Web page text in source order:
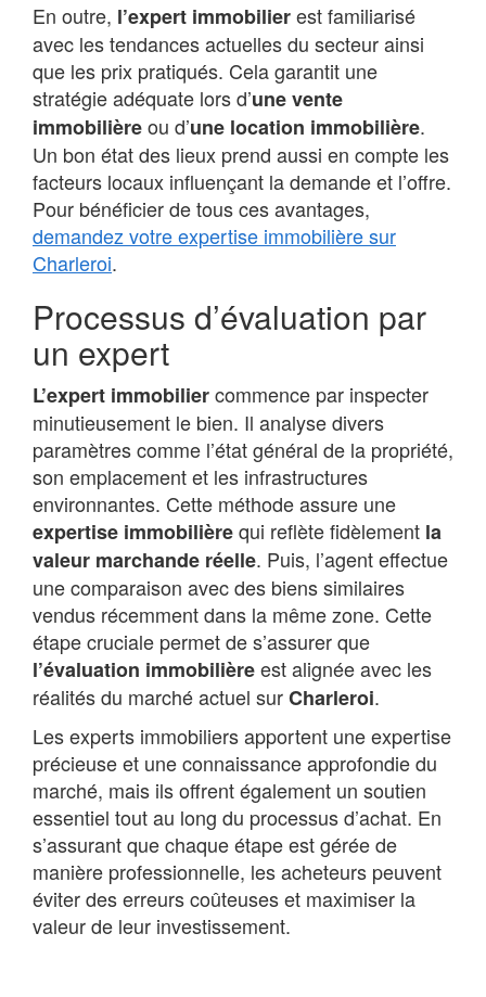
En outre, l’expert immobilierest familiarisé
avec les tendances actuelles du secteur ainsi
que les prix pratiqués. Cela garantit une
stratégie adéquate lors d’une vente
immobilièreou d’une location immobilière.
Un bon état des lieux prend aussi en compte les
facteurs locaux influençant la demande et l’offre.
Pour bénéficier de tous ces avantages,
demandez votre expertise immobilière sur
Charleroi.
Processus d’évaluation par
un expert
L’expert immobiliercommence par inspecter
minutieusement le bien. Il analyse divers
paramètres comme l’état général de la propriété,
son emplacement et les infrastructures
environnantes. Cette méthode assure une
expertise immobilièrequi reflète fidèlement la
valeur marchande réelle. Puis, l’agent effectue
une comparaison avec des biens similaires
vendus récemment dans la même zone. Cette
étape cruciale permet de s’assurer que
l’évaluation immobilièreest alignée avec les
réalités du marché actuel surCharleroi.
Les experts immobiliers apportent une expertise
précieuse et une connaissance approfondie du
marché, mais ils offrent également un soutien
essentiel tout au long du processus d’achat. En
s’assurant que chaque étape est gérée de
manière professionnelle, les acheteurs peuvent
éviter des erreurs coûteuses et maximiser la
valeur de leur investissement.